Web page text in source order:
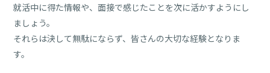
就活中に得た情報や、面接で感じたことを次に活かすようにし
ましょう。
それらは決して無駄にならず、皆さんの大切な経験となりま
す。